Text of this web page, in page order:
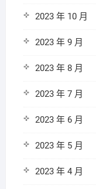
2023 年 10 月
2023 年 9 月
2023 年 8 月
2023 年 7 月
2023 年 6 月
2023 年 5 月
2023 年 4 月